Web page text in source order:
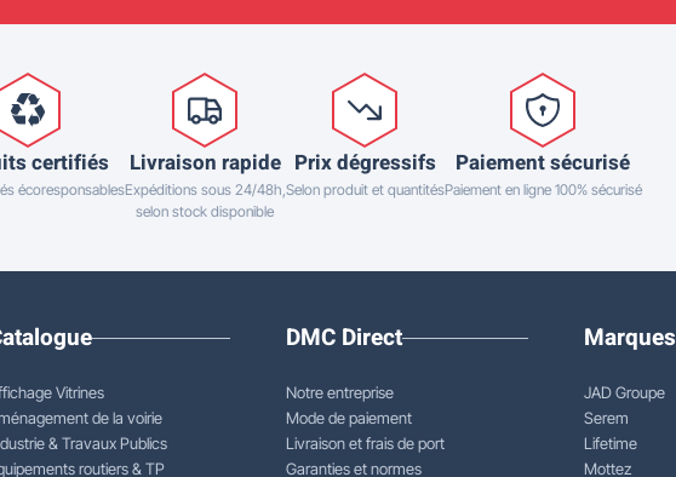
certifiés
écoresponsables
Livraison rapide
Expéditions sous 24/48h,
selon stock disponible
Prix dégressifs
Selon produit et quantités
Paiement sécurisé
Paiement en ligne 100% sécurisé
Vitrines
de la voirie
& Travaux Publics
routiers & TP
DMC Direct
Notre entreprise
Mode de paiement
Livraison et frais de port
Garanties et normes
Marques
JAD Groupe
Serem
Lifetime
Mottez